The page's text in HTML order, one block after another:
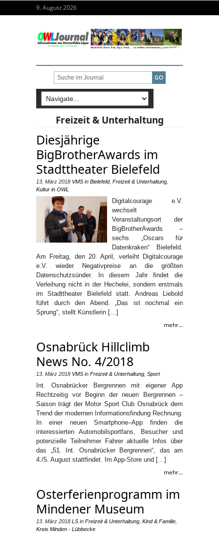
9. August 2026
Freizeit & Unterhaltung
Diesjährige
BigBrotherAwards im
Stadttheater Bielefeld
13. März 2018 VMS in Bielefeld, Freizeit & Unterhaltung
Kultur in OWL
Digitalcourage e.V.
wechselt
Veranstaltungsort der
BigBrotherAwards –
sechs „Oscars für
Datenkraken“ Bielefeld.
Am Freitag, den 20. April, verleiht Digitalcourage
e.V. wieder Negativpreise an die größten
Datenschutzsünder. In diesem Jahr findet die
Verleihung nicht in der Hechelei, sondern erstmals
im Stadttheater Bielefeld statt. Andreas Liebold
führt durch den Abend. „Das ist nochmal ein
Sprung“, stellt Künstlerin […]
mehr...
Osnabrück Hillclimb
News No. 4/2018
13. März 2018 VMS in Freizeit & Unterhaltung Sport
Int. Osnabrücker Bergrennen mit eigener App
Rechtzeitig vor Beginn der neuen Bergrennen –
Saison trägt der Motor Sport Club Osnabrück dem
Trend der modernen Informationsfindung Rechnung.
In einer neuen Smartphone–App finden die
interessierten Automobilsportfans, Besucher und
potenzielle Teilnehmer Fahrer aktuelle Infos über
das „51. Int. Osnabrücker Bergrennen“, das am
4./5. August stattfindet. Im App-Store und […]
mehr...
Osterferienprogramm im
Mindener Museum
13. März 2018 LS in Freizeit & Unterhaltung Kind & Familie
Kreis Minden - Lübbecke